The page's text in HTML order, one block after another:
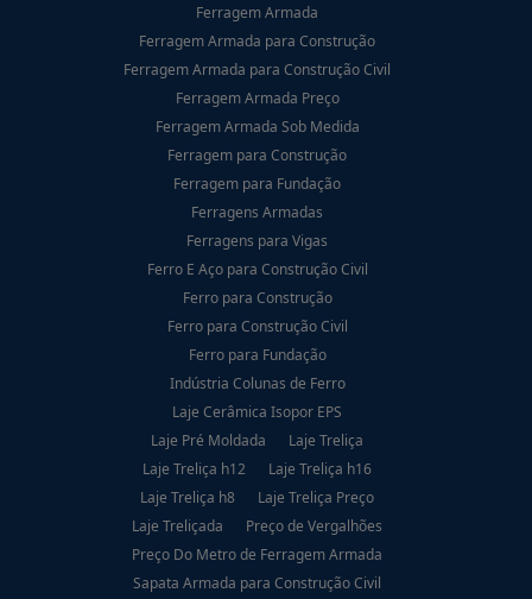
Ferragem Armada
Ferragem Armada para Construção
Ferragem Armada para Construção Civil
Ferragem Armada Preço
Ferragem Armada Sob Medida
Ferragem para Construção
Ferragem para Fundação
Ferragens Armadas
Ferragens para Vigas
Ferro E Aço para Construção Civil
Ferro para Construção
Ferro para Construção Civil
Ferro para Fundação
Indústria Colunas de Ferro
Laje Cerâmica Isopor EPS
Laje Pré Moldada
Laje Treliça
Laje Treliça h12
Laje Treliça h16
Laje Treliça h8
Laje Treliça Preço
Laje Treliçada
Preço de Vergalhões
Preço Do Metro de Ferragem Armada
Sapata Armada para Construção Civil